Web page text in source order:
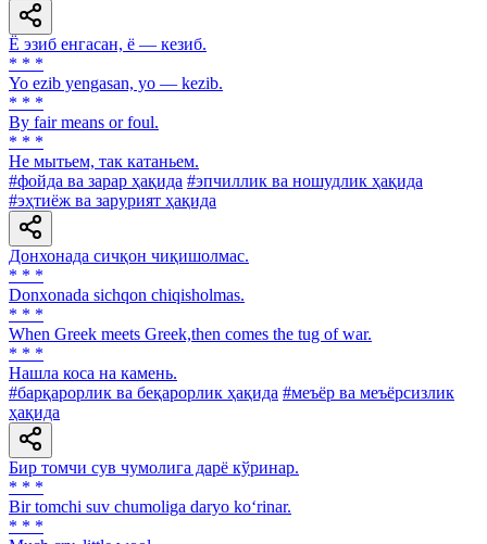
Ё эзиб енгасан, ё — кезиб.
* * *
Yo ezib yengasan, yo — kezib.
* * *
By fair means or foul.
* * *
He мытьем, так катаньем.
#фойда ва зарар ҳақида #эпчиллик ва ношудлик ҳақида
#эҳтиёж ва зарурият ҳақида
Донхонада сичқон чиқишолмас.
* * *
Donxonada sichqon chiqisholmas.
* * *
When Greek meets Greek,then comes the tug of war.
* * *
Нашла коса на камень.
#барқарорлик ва беқарорлик ҳақида #меъёр ва меъёрсизлик
ҳақида
Бир томчи сув чумолига дарё кўринар.
* * *
Bir tomchi suv chumoliga daryo ko‘rinar.
* * *